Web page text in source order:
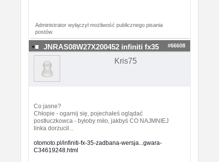
Administrator wyłączył możliwość publicznego pisania
postów.
JNRAS08W27X200452 infiniti fx35 #66608
Kris75
Co jasne?
Chłopie - ogarnij się, pojechałeś oglądać
postłuczkowca - byłoby miło, jakbyś CO NAJMNIEJ
linka dorzucił...
otomoto.pl/infiniti-fx-35-zadbana-wersja...gwara-
C34619248.html